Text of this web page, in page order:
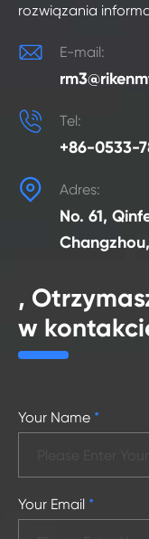
rozwiązania
 E-mail:
 Tel:
+86-0533-
 Adres:
No. 61,
,
w
Your Name *
Your Email *